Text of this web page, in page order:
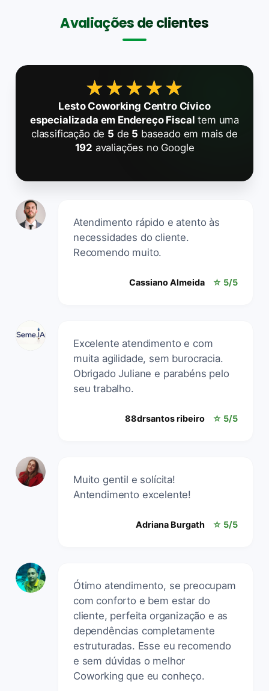
Avaliações de clientes
★★★★★
★★★★★
Lesto Coworking Centro Cívico
especializada em Endereço Fiscal tem uma
classificação de 5 de 5 baseado em mais de
192 avaliações no Google
Atendimento rápido e atento às
necessidades do cliente.
Recomendo muito.
Cassiano Almeida ☆ 5/5
Excelente atendimento e com
muita agilidade, sem burocracia.
Obrigado Juliane e parabéns pelo
seu trabalho.
88drsantos ribeiro ☆ 5/5
Muito gentil e solícita!
Antendimento excelente!
Adriana Burgath ☆ 5/5
Ótimo atendimento, se preocupam
com conforto e bem estar do
cliente, perfeita organização e as
dependências completamente
estruturadas. Esse eu recomendo
e sem dúvidas o melhor
Coworking que eu conheço.